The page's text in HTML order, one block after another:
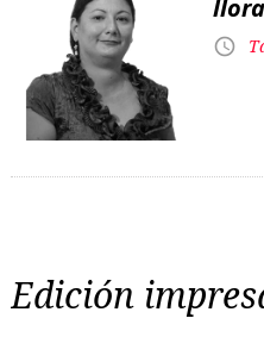
Edición impresa